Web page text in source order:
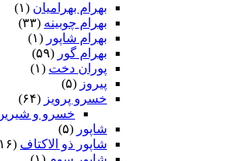
بهرام بهرامیان‏ (۱)
بهرام چوبینه (۳۳)
بهرام شاپور (۱)
بهرام گور (۵۹)
پوران دخت (۱)
پیروز (۵)
خسرو پرویز (۶۴)
خسرو و
شاپور (۵)
شاپور ذو الاکتاف (۱۶)